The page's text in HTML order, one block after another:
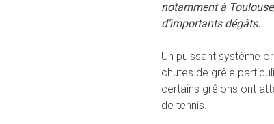
notamment à
d’importants dégâts.
Un puissant système
chutes de grêle
certains grêlons ont
de tennis.